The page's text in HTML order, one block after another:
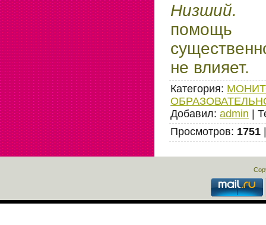
не влияет.
Категория:
Добавил: admin |
Просмотров: 1751